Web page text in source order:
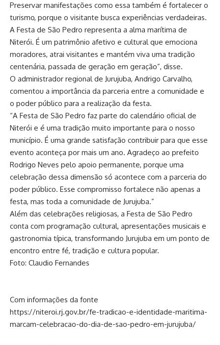
Preservar manifestações como essa também é fortalecer o
turismo, porque o visitante busca experiências verdadeiras.
A Festa de São Pedro representa a alma marítima de
Niterói. É um patrimônio afetivo e cultural que emociona
moradores, atrai visitantes e mantém viva uma tradição
centenária, passada de geração em geração”, disse.
O administrador regional de Jurujuba, Andrigo Carvalho,
comentou a importância da parceria entre a comunidade e
o poder público para a realização da festa.
“A Festa de São Pedro faz parte do calendário oficial de
Niterói e é uma tradição muito importante para o nosso
município. É uma grande satisfação contribuir para que esse
evento aconteça por mais um ano. Agradeço ao prefeito
Rodrigo Neves pelo apoio permanente, porque uma
celebração dessa dimensão só acontece com a parceria do
poder público. Esse compromisso fortalece não apenas a
festa, mas toda a comunidade de Jurujuba.”
Além das celebrações religiosas, a Festa de São Pedro
conta com programação cultural, apresentações musicais e
gastronomia típica, transformando Jurujuba em um ponto de
encontro entre fé, tradição e cultura popular.
Foto: Claudio Fernandes
Com informações da fonte
https://niteroi.rj.gov.br/fe-tradicao-e-identidade-maritima-
marcam-celebracao-do-dia-de-sao-pedro-em-jurujuba/